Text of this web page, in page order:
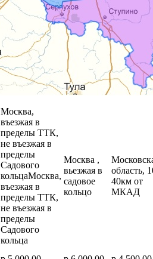
Москва,
въезжая в
пределы ТТК,
не въезжая в
пределы
Садового
кольцаМосква,
въезжая в
пределы ТТК,
не въезжая в
пределы
Садового
кольца
Москва ,
вьезжая в
садовое
кольцо
область,
40км от
МКАД